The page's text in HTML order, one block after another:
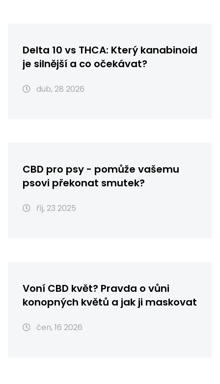
Delta 10 vs THCA: Který kanabinoid
je silnější a co očekávat?
dub, 28 2026
CBD pro psy - pomůže vašemu
psovi překonat smutek?
říj, 23 2025
Voní CBD květ? Pravda o vůni
konopných květů a jak ji maskovat
čen, 16 2026